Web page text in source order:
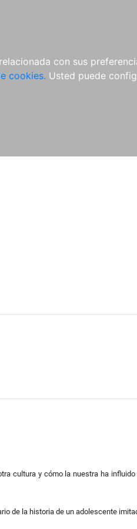
con sus
cookies. Usted puede
cultura y cómo la nuestra ha
de la historia de un adolescente